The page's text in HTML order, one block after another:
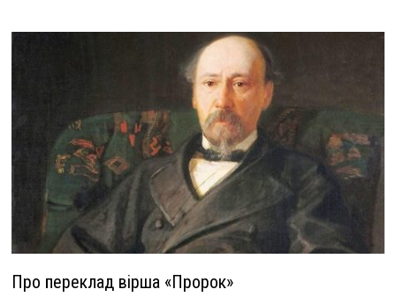
Про переклад вірша «Пророк»